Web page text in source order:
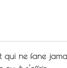
qui ne fane